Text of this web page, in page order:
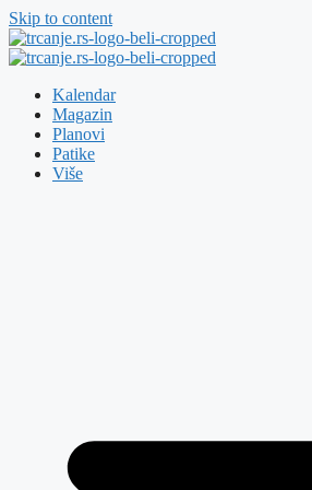
Skip to content
Kalendar
Magazin
Planovi
Patike
Više